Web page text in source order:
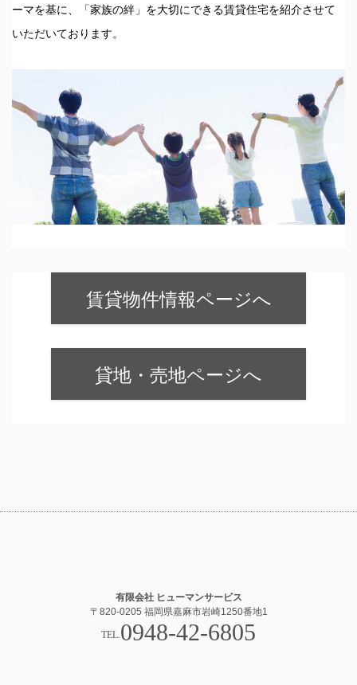
ーマを基に、「家族の絆」を大切にできる賃貸住宅を紹介させて
いただいております。
賃貸物件情報ページへ
貸地・売地ページへ
有限会社 ヒューマンサービス
〒820-0205 福岡県嘉麻市岩崎1250番地1
TEL.0948-42-6805